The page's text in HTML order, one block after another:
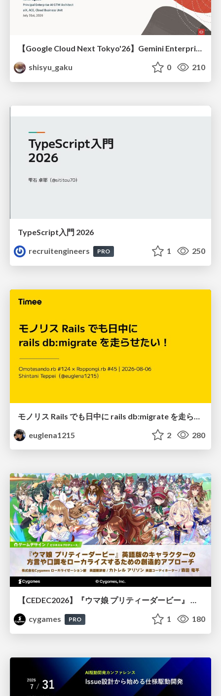
shisyu_gaku
0 210
TypeScript入門 2026
recruitengineers
PRO 1 250
euglena1215
2 280
【CEDEC2026】『ウマ娘 プリティーダービー』 英語版のキャラクターの方言や口調をローカライズするための創造的アプローチ
cygames
PRO 1 180